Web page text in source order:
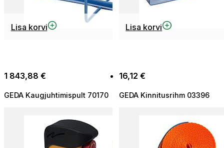
Lisa korvi Lisa korvi
1 843,88 €
GEDA Kaugjuhtimispult 70170
16,12 €
GEDA Kinnitusrihm 03396